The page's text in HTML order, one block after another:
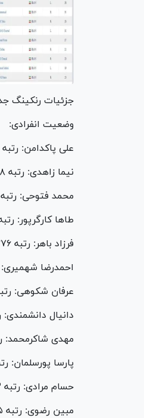
جزئیات رنکینگ
وضعیت انفرادی:
علی پاکدامن: رتبه ۵۷ (پیش از این: ۳۰)
نیما زاهدی: رتبه ۱۳۸ (پیش از این: ۱۳۷)
محمد فتوحی: رتبه ۱۶۱ (پیش از این: ۱۴۱)
طا‌ها کارگرپور: رتبه ۲۱۰ (پیش از این:
فرزاد باهر: رتبه ۲۷۶ (ورود جدید به لیست)
احمدرضا شهمیری: رتبه ۲۸۱ (پیش
عرفان شکوهی: رتبه ۳۳۸ (ورود
دانیال دانشمندی: رتبه ۳۴۰
مهدی شاکرمحمد: رتبه ۳۴۱
پارسا پورسلمان: رتبه ۳۷۳ (پیش از
حسام مرادی: رتبه ۳۷۳ (ورود جدید)
مبین رضوی: رتبه ۳۷۵ (ورود جدید)